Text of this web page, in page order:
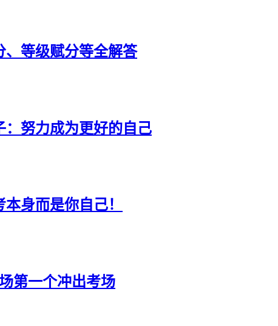
、等级赋分等全解答
：努力成为更好的自己
身而是你自己！
第一个冲出考场